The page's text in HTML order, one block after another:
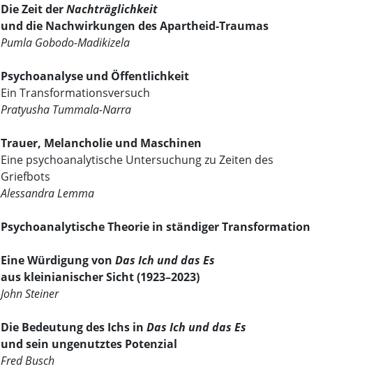
Die Zeit derNachträglichkeit
und die Nachwirkungen des Apartheid-Traumas
Pumla Gobodo-Madikizela
Psychoanalyse und Öffentlichkeit
Ein Transformationsversuch
Pratyusha Tummala-Narra
Trauer, Melancholie und Maschinen
Eine psychoanalytische Untersuchung zu Zeiten des
Griefbots
Alessandra Lemma
Psychoanalytische Theorie in ständiger Transformation
Eine Würdigung vonDas Ich und das Es
aus kleinianischer Sicht (1923–2023)
John Steiner
Die Bedeutung des Ichs inDas Ich und das Es
und sein ungenutztes Potenzial
Fred Busch